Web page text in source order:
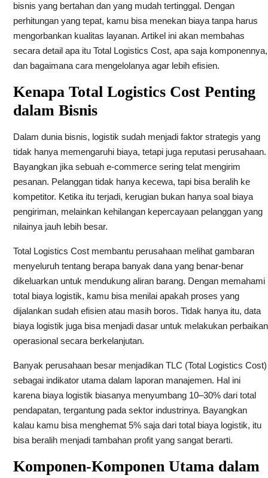
bisnis yang bertahan dan yang mudah tertinggal. Dengan
perhitungan yang tepat, kamu bisa menekan biaya tanpa harus
mengorbankan kualitas layanan. Artikel ini akan membahas
secara detail apa itu Total Logistics Cost, apa saja komponennya,
dan bagaimana cara mengelolanya agar lebih efisien.
Kenapa Total Logistics Cost Penting
dalam Bisnis
Dalam dunia bisnis, logistik sudah menjadi faktor strategis yang
tidak hanya memengaruhi biaya, tetapi juga reputasi perusahaan.
Bayangkan jika sebuah e-commerce sering telat mengirim
pesanan. Pelanggan tidak hanya kecewa, tapi bisa beralih ke
kompetitor. Ketika itu terjadi, kerugian bukan hanya soal biaya
pengiriman, melainkan kehilangan kepercayaan pelanggan yang
nilainya jauh lebih besar.
Total Logistics Cost membantu perusahaan melihat gambaran
menyeluruh tentang berapa banyak dana yang benar-benar
dikeluarkan untuk mendukung aliran barang. Dengan memahami
total biaya logistik, kamu bisa menilai apakah proses yang
dijalankan sudah efisien atau masih boros. Tidak hanya itu, data
biaya logistik juga bisa menjadi dasar untuk melakukan perbaikan
operasional secara berkelanjutan.
Banyak perusahaan besar menjadikan TLC (Total Logistics Cost)
sebagai indikator utama dalam laporan manajemen. Hal ini
karena biaya logistik biasanya menyumbang 10–30% dari total
pendapatan, tergantung pada sektor industrinya. Bayangkan
kalau kamu bisa menghemat 5% saja dari total biaya logistik, itu
bisa beralih menjadi tambahan profit yang sangat berarti.
Komponen-Komponen Utama dalam